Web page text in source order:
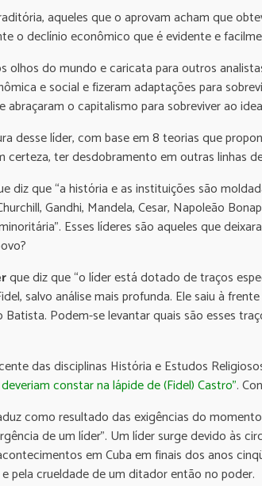
aqueles que o aprovam acham que
o declínio econômico que é evidente e
olhos do mundo e caricata para outros
e social e fizeram adaptações para
abraçaram o capitalismo para sobreviver ao
desse líder, com base em 8 teorias que
ter desdobramento em outras linhas
diz que “a história e as instituições são
Gandhi, Mandela, Cesar, Napoleão
Esses líderes são aqueles que
que diz que “o líder está dotado de traços
salvo análise mais profunda. Ele saiu à
Podem-se levantar quais são esses
das disciplinas História e Estudos
constar na lápide de (Fidel) Castro”.
como resultado das exigências do
de um líder”. Um líder surge devido às
em Cuba em finais dos anos
pela crueldade de um ditador então no poder.